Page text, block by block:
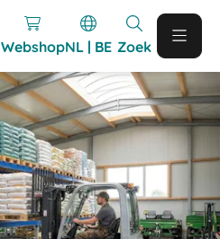
WebshopNL | BE Zoek